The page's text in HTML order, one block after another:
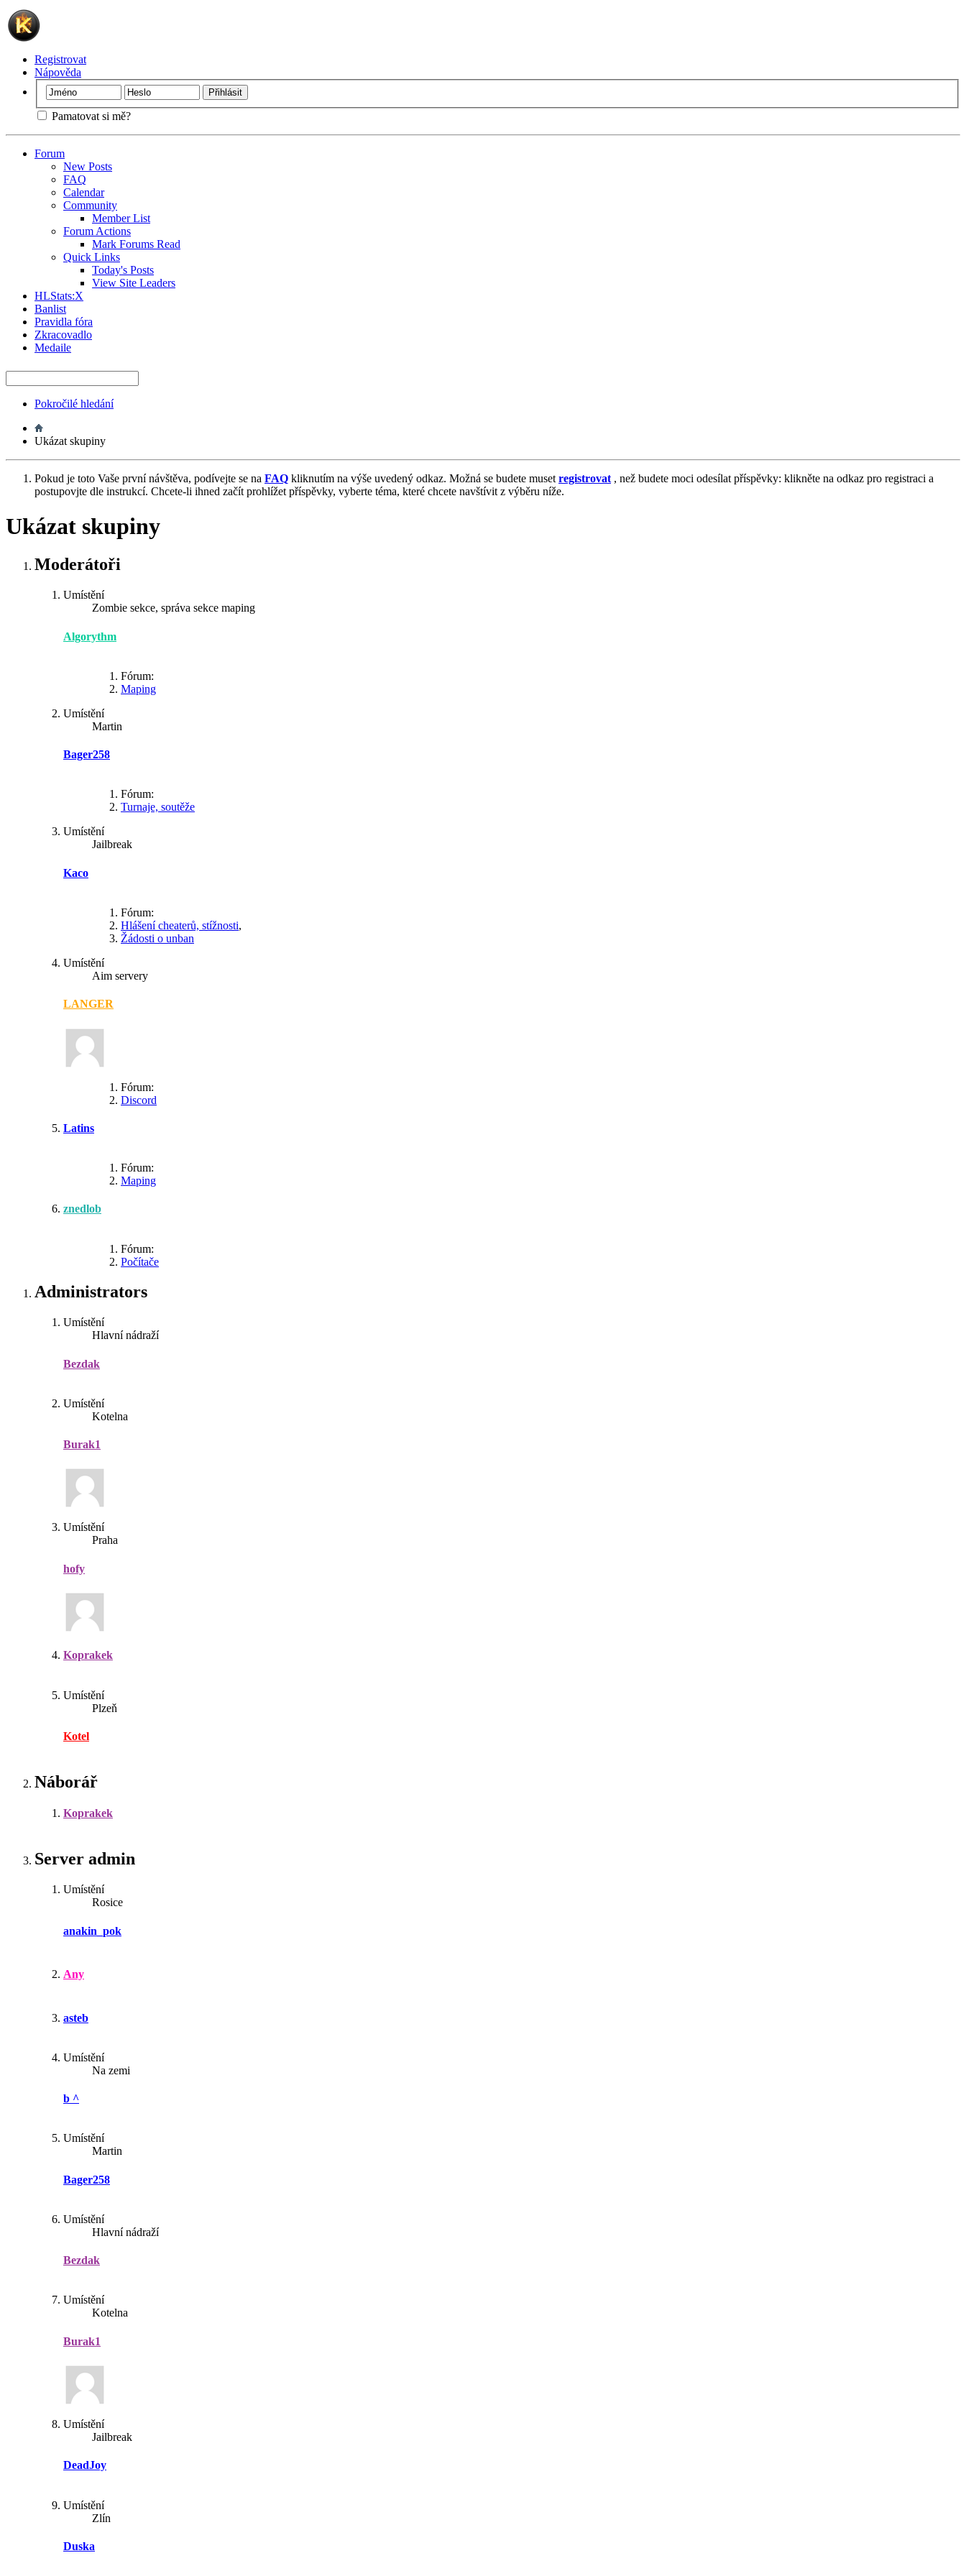
Registrovat
Nápověda
Pamatovat si mě?
Forum
New Posts
FAQ
Calendar
Community
Member List
Forum Actions
Mark Forums Read
Quick Links
Today's Posts
View Site Leaders
HLStats:X
Banlist
Pravidla fóra
Zkracovadlo
Medaile
Pokročilé hledání
Ukázat skupiny
Pokud je toto Vaše první návštěva, podívejte se na FAQ kliknutím na výše uvedený odkaz. Možná se budete muset registrovat , než budete moci odesílat příspěvky: klikněte na odkaz pro registraci a
postupovjte dle instrukcí. Chcete-li ihned začít prohlížet příspěvky, vyberte téma, které chcete navštívit z výběru níže.
Ukázat skupiny
Moderátoři
Umístění
Zombie sekce, správa sekce maping
Algorythm
Fórum:
Maping
Umístění
Martin
Bager258
Fórum:
Turnaje, soutěže
Umístění
Jailbreak
Kaco
Fórum:
Hlášení cheaterů, stížnosti,
Žádosti o unban
Umístění
Aim servery
LANGER
Fórum:
Discord
Latins
Fórum:
Maping
znedlob
Fórum:
Počítače
Administrators
Umístění
Hlavní nádraží
Bezdak
Umístění
Kotelna
Burak1
Umístění
Praha
hofy
Koprakek
Umístění
Plzeň
Kotel
Náborář
Koprakek
Server admin
Umístění
Rosice
anakin_pok
Any
asteb
Umístění
Na zemi
b ^
Umístění
Martin
Bager258
Umístění
Hlavní nádraží
Bezdak
Umístění
Kotelna
Burak1
Umístění
Jailbreak
DeadJoy
Umístění
Zlín
Duska